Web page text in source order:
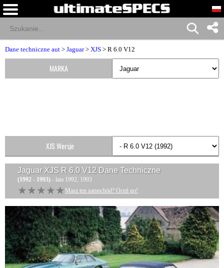
Dane techniczne aut > Jaguar> XJS > R 6.0 V12
Jaguar XJS R 6.0 V12 Dane Techniczne
(1992 - 1993) - lata 1992, 1993
★★★★★
★★★★★ Masz ten samochód? Oceń go!
MARKA
XJS Wersje